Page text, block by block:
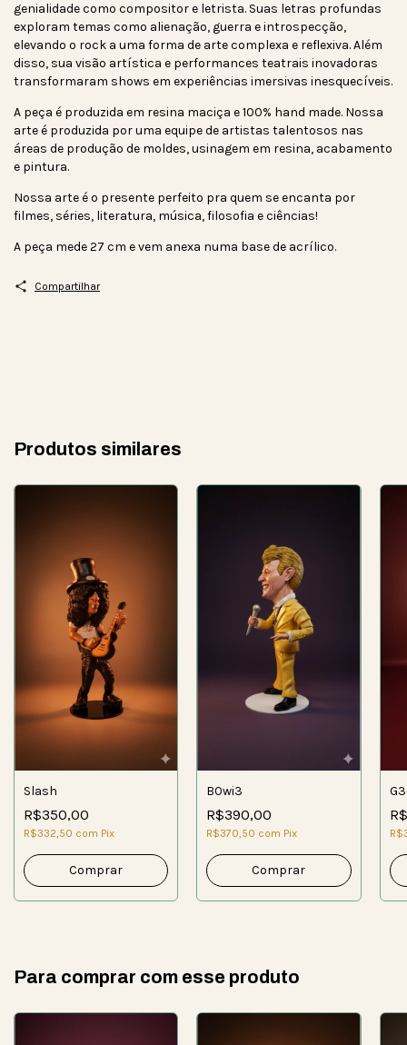
genialidade como compositor e letrista. Suas letras profundas
exploram temas como alienação, guerra e introspecção,
elevando o rock a uma forma de arte complexa e reflexiva. Além
disso, sua visão artística e performances teatrais inovadoras
transformaram shows em experiências imersivas inesquecíveis.
A peça é produzida em resina maciça e 100% hand made. Nossa
arte é produzida por uma equipe de artistas talentosos nas
áreas de produção de moldes, usinagem em resina, acabamento
e pintura.
Nossa arte é o presente perfeito pra quem se encanta por
filmes, séries, literatura, música, filosofia e ciências!
A peça mede 27 cm e vem anexa numa base de acrílico.
Compartilhar
Produtos similares
Slash
R$350,00
R$332,50 com Pix
B0wi3
R$390,00
R$370,50 com Pix
Para comprar com esse produto